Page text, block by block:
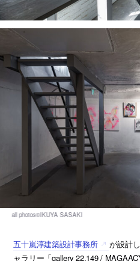
五十嵐淳建築設計事務所
が設計
ャラリー「gallery 22.149 /